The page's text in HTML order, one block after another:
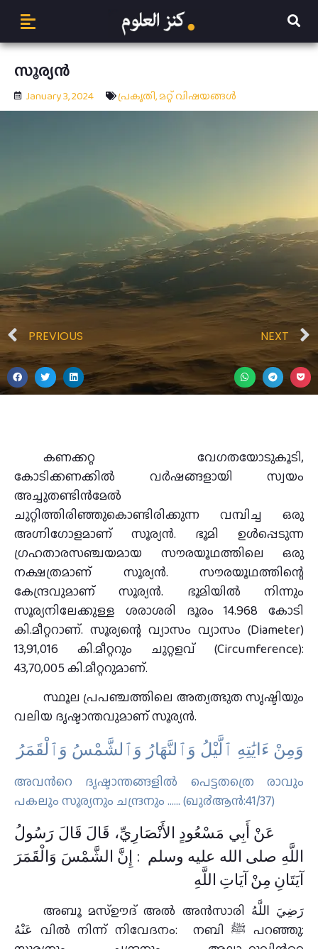
സൂര്യൻ
January 3, 2024 പ്രകൃതി,മറ്റ് വിഷയങ്ങള്‍
PREVIOUS NEXT
കണക്കറ്റ വേഗതയോടുകൂടി,
കോടിക്കണക്കില്‍ വര്‍ഷങ്ങളായി സ്വയം
അച്ചുതണ്ടിന്‍മേല്‍
ചുറ്റിത്തിരിഞ്ഞുകൊണ്ടിരിക്കുന്ന വമ്പിച്ച ഒരു
അഗ്നിഗോളമാണ് സൂര്യന്‍. ഭൂമി ഉൾപ്പെടുന്ന
ഗ്രഹതാരസഞ്ചയമായ സൗരയൂഥത്തിലെ ഒരു
നക്ഷത്രമാണ് സൂര്യൻ. സൗരയൂഥത്തിന്റെ
കേന്ദ്രവുമാണ്‌ സൂര്യൻ. ഭൂമിയില്‍ നിന്നും
സൂര്യനിലേക്കുള്ള ശരാശരി ദൂരം 14.968 കോടി
കി.മീറ്ററാണ്. സൂര്യന്റെ വ്യാസം വ്യാസം (Diameter)
13,91,016 കി.മീറ്ററും ചുറ്റളവ് (Circumference):
43,70,005 കി.മീറ്ററുമാണ്.
സ്ഥൂല പ്രപഞ്ചത്തിലെ അത്യത്ഭുത സൃഷ്ടിയും
വലിയ ദൃഷ്ടാന്തവുമാണ് സൂര്യന്‍.
وَمِنْ ءَايَٰتِهِ ٱلَّيْلُ وَٱلنَّهَارُ وَٱلشَّمْسُ وَٱلْقَمَرُ
അവന്‍റെ ദൃഷ്ടാന്തങ്ങളില്‍ പെട്ടതത്രെ രാവും
പകലും സൂര്യനും ചന്ദ്രനും …… (ഖു൪ആന്‍:41/37)
عَنْ أَبِي مَسْعُودٍ الأَنْصَارِيِّ، قَالَ قَالَ رَسُولُ
اللَّهِ صلى الله عليه وسلم ‏ :‏ إِنَّ الشَّمْسَ وَالْقَمَرَ
آيَتَانِ مِنْ آيَاتِ اللَّهِ
അബൂ മസ്ഊദ് അല്‍ അന്‍സാരി رَضِيَ اللَّهُ
عَنْهُ വിൽ നിന്ന് നിവേദനം: നബി ﷺ പറഞ്ഞു: